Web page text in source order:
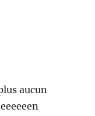
aucun